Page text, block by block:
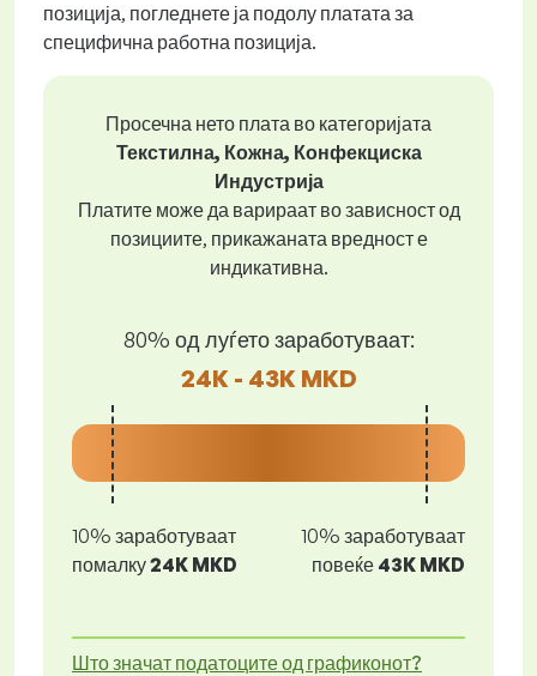
позиција, погледнете ја подолу платата за
специфична работна позиција.
Просечна нето плата во категоријата
Текстилна, Кожна, Конфекциска
Индустрија
Платите може да варираат во зависност од
позициите, прикажаната вредност е
индикативна.
80% од луѓето заработуваат:
24K - 43K MKD
10% заработуваат
помалку24K MKD
10% заработуваат
повеќе 43K MKD
Што значат податоците од графиконот?